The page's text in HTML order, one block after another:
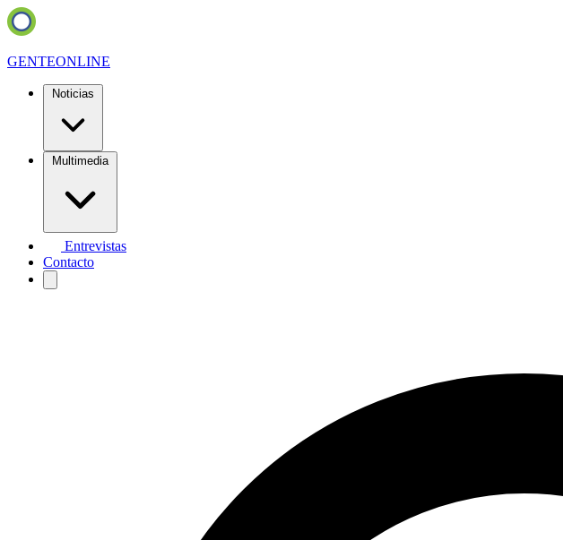
GENTEONLINE
Noticias
Multimedia
Entrevistas
Contacto